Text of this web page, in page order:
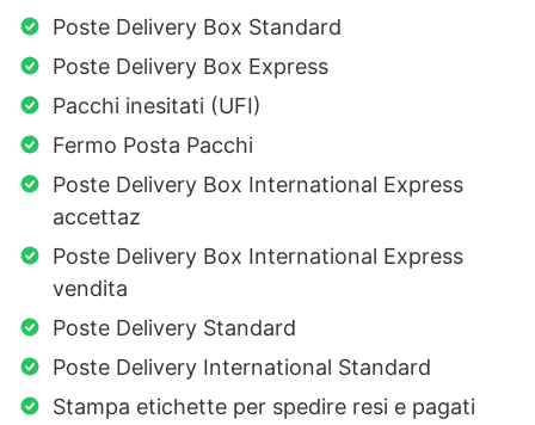
Poste Delivery Box Standard
Poste Delivery Box Express
Pacchi inesitati (UFI)
Fermo Posta Pacchi
Poste Delivery Box International Express
accettaz
Poste Delivery Box International Express
vendita
Poste Delivery Standard
Poste Delivery International Standard
Stampa etichette per spedire resi e pagati